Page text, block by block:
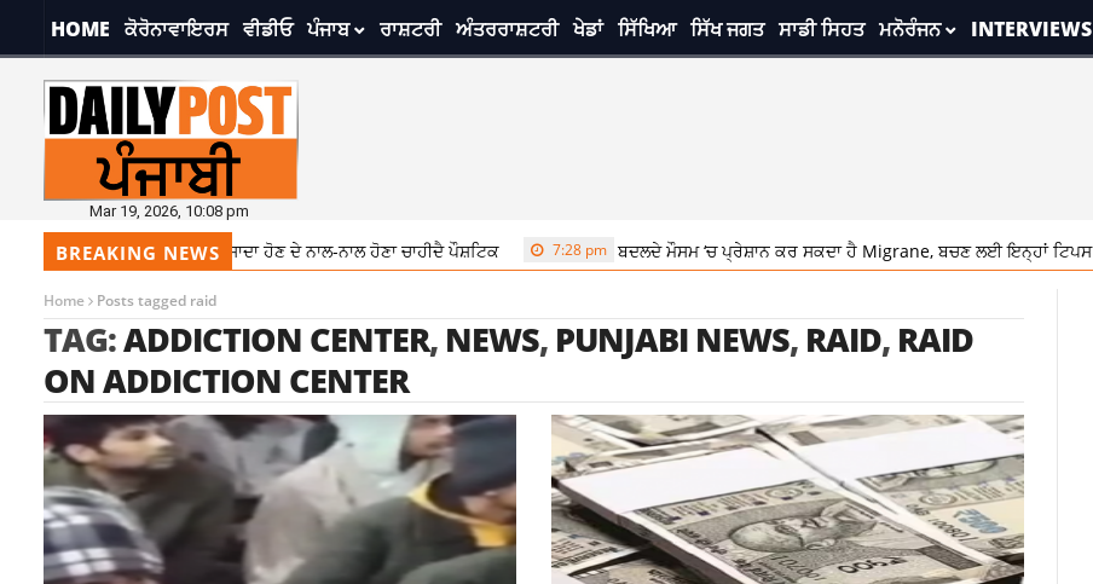
HOME ਕੋਰੋਨਾਵਾਇਰਸ ਵੀਡੀਓ ਪੰਜਾਬ ਰਾਸ਼ਟਰੀ ਅੰਤਰਰਾਸ਼ਟਰੀ ਖੇਡਾਂ ਸਿੱਖਿਆ ਸਿੱਖ ਜਗਤ ਸਾਡੀ ਸਿਹਤ ਮਨੋਰੰਜਨ INTERVIEWS
Mar 19, 2026, 10:08 pm
BREAKING NEWS
ਧਿਆਨ, ਖਾਣਾ ਸਾਦਾ ਹੋਣ ਦੇ ਨਾਲ-ਨਾਲ ਹੋਣਾ ਚਾਹੀਦੈ ਪੌਸ਼ਟਿਕ 7:28 pm ਬਦਲਦੇ ਮੌਸਮ ‘ਚ ਪ੍ਰੇਸ਼ਾਨ ਕਰ ਸਕਦਾ ਹੈ Migrane, ਬਚਣ ਲਈ ਇਨ੍ਹਾਂ ਟਿਪਸ ਦੀ ਕਰੋ ਵਰਤੋਂ
Home Posts tagged raid
TAG:ADDICTION CENTER, NEWS, PUNJABI NEWS, RAID, RAID
ON ADDICTION CENTER